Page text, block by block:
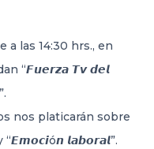
a las 14:30 hrs., en
“𝙁𝙪𝙚𝙧𝙯𝙖 𝙏𝙫 𝙙𝙚𝙡
nos platicarán sobre
𝙡𝙖𝙗𝙤𝙧𝙖𝙡”.